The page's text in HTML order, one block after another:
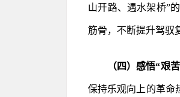
山开路、遇水架桥”
筋骨，不断提升驾驭
（四）感悟“艰
保持乐观向上的革命